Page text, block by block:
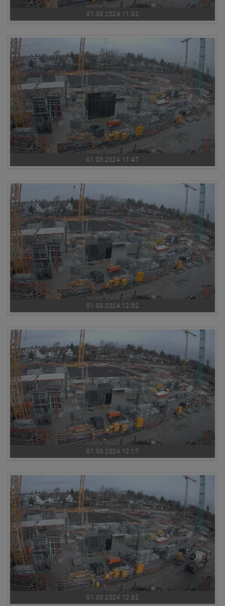
01.03.2024 11:32
01.03.2024 11:47
01.03.2024 12:02
01.03.2024 12:17
01.03.2024 12:32